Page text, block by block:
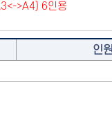
>A4) 6인용
인